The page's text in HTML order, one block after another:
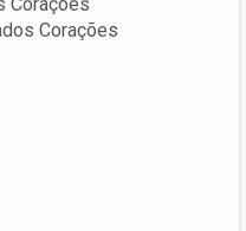
Corações